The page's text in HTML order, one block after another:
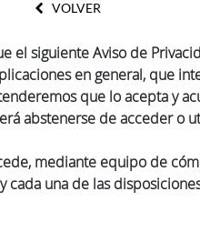
VOLVER
siguiente Aviso de
en general, que
que lo acepta y
abstenerse de acceder o
mediante equipo de
una de las